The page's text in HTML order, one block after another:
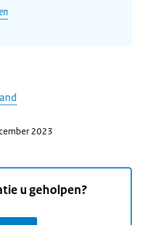
2023
u geholpen?